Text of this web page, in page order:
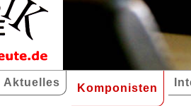
Aktuelles Komponisten